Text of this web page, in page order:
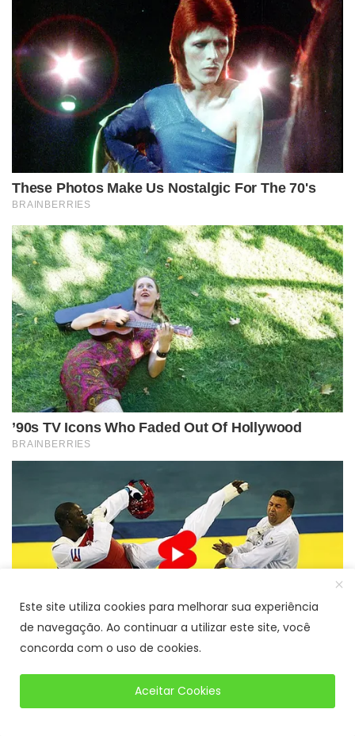
Este site utiliza cookies para melhorar sua experiência
de navegação. Ao continuar a utilizar este site, você
concorda com o uso de cookies.
Aceitar Cookies